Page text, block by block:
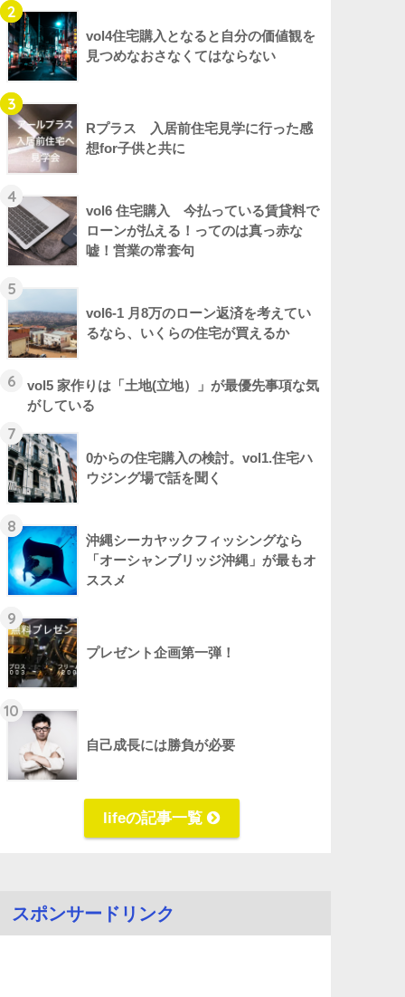
2
vol4住宅購入となると自分の価値観を
見つめなおさなくてはならない
3
Rプラス 入居前住宅見学に行った感
想for子供と共に
4
vol6 住宅購入 今払っている賃貸料で
ローンが払える！ってのは真っ赤な
嘘！営業の常套句
5
vol6-1 月8万のローン返済を考えてい
るなら、いくらの住宅が買えるか
6
vol5 家作りは「土地(立地）」が最優先事項な気
がしている
7
0からの住宅購入の検討。vol1.住宅ハ
ウジング場で話を聞く
8
沖縄シーカヤックフィッシングなら
「オーシャンブリッジ沖縄」が最もオ
ススメ
9
プレゼント企画第一弾！
10
自己成長には勝負が必要
lifeの記事一覧
スポンサードリンク